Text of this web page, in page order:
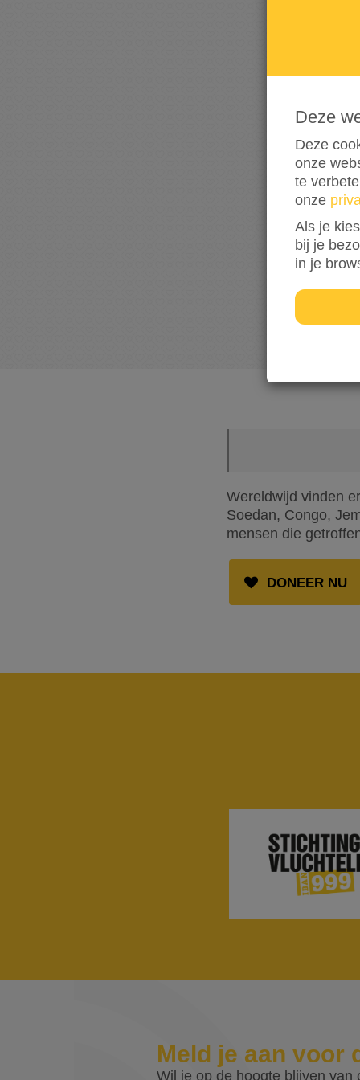
Wereldwijd vinden
Soedan, Congo,
mensen die
DONEER NU
Meld je aan voor
Wil je op de hoogte blijven van
Deze
Deze
onze
te
onze
Als je
bij je
in je